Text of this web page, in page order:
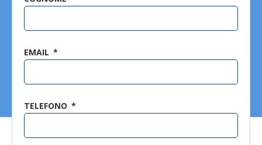
EMAIL
TELEFONO